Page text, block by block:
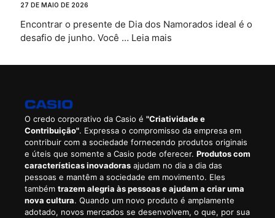
27 DE MAIO DE 2026
Encontrar o presente de Dia dos Namorados ideal é o
desafio de junho. Você … Leia mais
O credo corporativo da Casio é "Criatividade e
Contribuição". Expressa o compromisso da empresa em
contribuir com a sociedade fornecendo produtos originais
e úteis que somente a Casio pode oferecer. Produtos com
características inovadoras ajudam no dia a dia das
pessoas e mantêm a sociedade em movimento. Eles
também trazem alegria às pessoas e ajudam a criar uma
nova cultura. Quando um novo produto é amplamente
adotado, novos mercados se desenvolvem, o que, por sua